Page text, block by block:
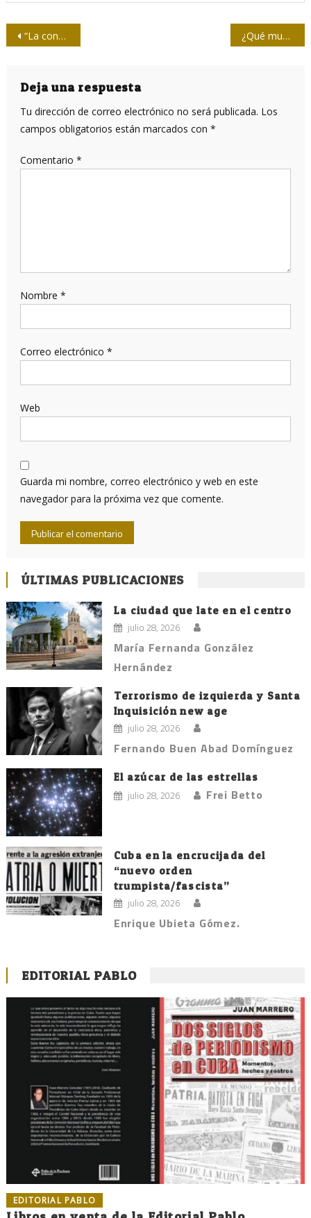
Navegación
entradas
“La conciencia viene de pensar, no solo de conocer” (+Vídeos) ¿Qué mueve los clicks en las redes sociales?
Deja una respuesta
Tu dirección de correo electrónico no será publicada. Los
campos obligatorios están marcados con *
Comentario *
Nombre *
Correo electrónico *
Web
Guarda mi nombre, correo electrónico y web en este
navegador para la próxima vez que comente.
ÚLTIMAS PUBLICACIONES
La ciudad que late en el centro
julio 28, 2026
María Fernanda González
Hernández
Terrorismo de izquierda y Santa
Inquisición new age
julio 28, 2026
Fernando Buen Abad Domínguez
El azúcar de las estrellas
julio 28, 2026 Frei Betto
Cuba en la encrucijada del
“nuevo orden
trumpista/fascista”
julio 28, 2026
Enrique Ubieta Gómez.
EDITORIAL PABLO
EDITORIAL PABLO